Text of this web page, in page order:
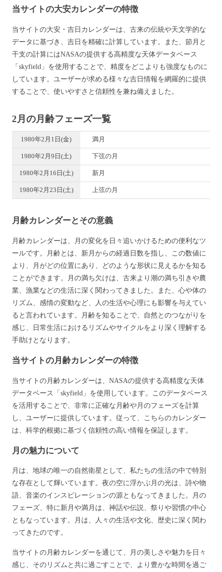
当サイトの大安カレンダーの特徴
当サイトの大安・吉日カレンダーは、古来の伝統や天文学的な
データに基づき、吉日を精確に計算しています。また、節月と
干支の計算にはNASAの提供する高精度な天体データベース
「skyfield」を使用することで、精度をどこよりも強度なものに
しています。ユーザーが求める様々な吉日情報を網羅的に提供
することで、使いやすさと信頼性を兼ね備えました。
2月の月齢フェーズ一覧
1980年2月1日(金) 満月
1980年2月9日(土) 下弦の月
1980年2月16日(土) 新月
1980年2月23日(土) 上弦の月
月齢カレンダーとその意義
月齢カレンダーは、月の変化を日々追いかけるための便利なツ
ールです。月齢とは、新月からの経過日数を指し、この数値に
より、月がどの位置にあり、どのような形状に見えるかを知る
ことができます。月の満ち欠けは、古来より潮の満ち引きや農
業、漁業などの生活に深く関わってきました。また、心や体の
リズム、感情の変動など、人の生活や心理にも影響を与えてい
ると言われています。月齢を知ることで、自然とのつながりを
感じ、日常生活におけるリズムやサイクルをより深く理解する
手助けとなります。
当サイトの月齢カレンダーの特徴
当サイトの月齢カレンダーは、NASAの提供する高精度な天体
データベース「skyfield」を使用しています。このデータベース
を活用することで、非常に正確な月齢や月のフェーズを計算
し、ユーザーに提供しています。従って、こちらのカレンダー
は、科学的根拠に基づく信頼性の高い情報を保証します。
月の魅力について
月は、地球の唯一の自然衛星として、私たちの生活の中で特別
な存在として輝いています。夜の空に浮かぶ月の光は、詩や物
語、音楽のインスピレーションの源ともなってきました。月の
フェーズ、特に新月や満月は、神話や伝説、祭りや習慣の中心
ともなっています。月は、人々の生活や文化、歴史に深く関わ
ってきたのです。
当サイトの月齢カレンダーを通じて、月の美しさや魅力を日々
感じ、そのリズムと共に過ごすことで、より豊かな時間を過ご